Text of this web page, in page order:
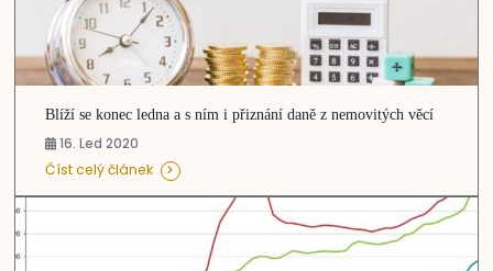
Blíží se konec ledna a s ním i přiznání daně z nemovitých věcí
16. Led 2020
Číst celý článek